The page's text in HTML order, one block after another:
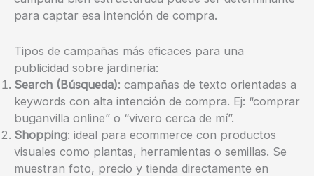
para captar esa intención de compra.
Tipos de campañas más eficaces para una
publicidad sobre jardineria:
Search (Búsqueda): campañas de texto orientadas a
keywords con alta intención de compra. Ej: “comprar
buganvilla online” o “vivero cerca de mí”.
Shopping: ideal para ecommerce con productos
visuales como plantas, herramientas o semillas. Se
muestran foto, precio y tienda directamente en